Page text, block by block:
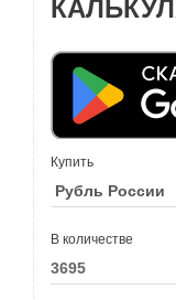
Купить
В количестве